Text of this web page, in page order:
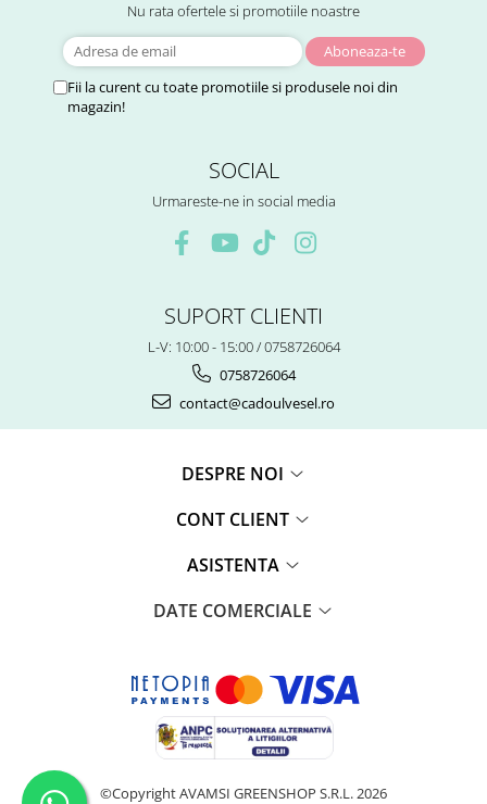
Nu rata ofertele si promotiile noastre
Fii la curent cu toate promotiile si produsele noi din
magazin!
SOCIAL
Urmareste-ne in social media
SUPORT CLIENTI
L-V: 10:00 - 15:00 / 0758726064
0758726064
contact@cadoulvesel.ro
DESPRE NOI
CONT CLIENT
ASISTENTA
DATE COMERCIALE
©Copyright AVAMSI GREENSHOP S.R.L. 2026